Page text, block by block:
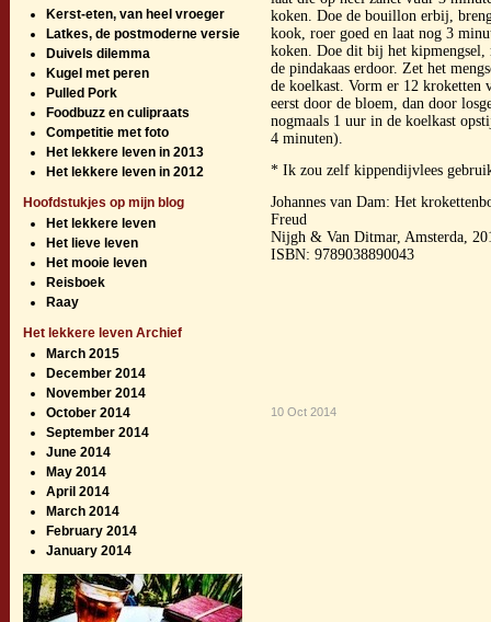
Kerst-eten, van heel vroeger
Latkes, de postmoderne versie
Duivels dilemma
Kugel met peren
Pulled Pork
Foodbuzz en culipraats
Competitie met foto
Het lekkere leven in 2013
Het lekkere leven in 2012
Hoofdstukjes op mijn blog
Het lekkere leven
Het lieve leven
Het mooie leven
Reisboek
Raay
Het lekkere leven Archief
March 2015
December 2014
November 2014
October 2014
September 2014
June 2014
May 2014
April 2014
March 2014
February 2014
January 2014
koken. Doe de bouillon erbij,
kook, roer goed en laat nog 3
koken. Doe dit bij het kipmengsel,
de pindakaas erdoor. Zet het
de koelkast. Vorm er 12 kroketten
eerst door de bloem, dan door
nogmaals 1 uur in de koelkast
4 minuten).
* Ik zou zelf kippendijvlees
Johannes van Dam: Het
Freud
Nijgh & Van Ditmar, Amsterda,
ISBN: 9789038890043
10 Oct 2014